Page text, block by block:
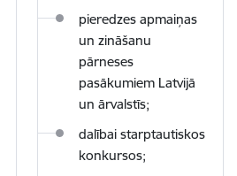
pieredzes apmaiņas
un zināšanu
pārneses
pasākumiem Latvijā
un ārvalstīs;
dalībai starptautiskos
konkursos;